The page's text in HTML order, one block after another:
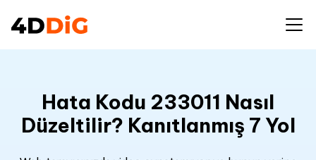
Hata Kodu 233011 Nasıl
Düzeltilir? Kanıtlanmış 7 Yol